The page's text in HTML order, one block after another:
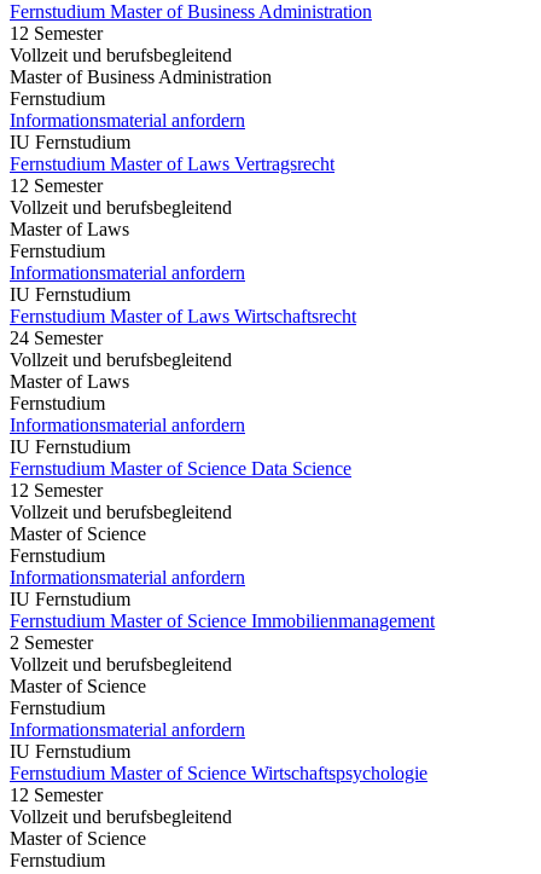
Fernstudium Master of Business Administration
12 Semester
Vollzeit und berufsbegleitend
Master of Business Administration
Fernstudium
Informationsmaterial anfordern
IU Fernstudium
Fernstudium Master of Laws Vertragsrecht
12 Semester
Vollzeit und berufsbegleitend
Master of Laws
Fernstudium
Informationsmaterial anfordern
IU Fernstudium
Fernstudium Master of Laws Wirtschaftsrecht
24 Semester
Vollzeit und berufsbegleitend
Master of Laws
Fernstudium
Informationsmaterial anfordern
IU Fernstudium
Fernstudium Master of Science Data Science
12 Semester
Vollzeit und berufsbegleitend
Master of Science
Fernstudium
Informationsmaterial anfordern
IU Fernstudium
Fernstudium Master of Science Immobilienmanagement
2 Semester
Vollzeit und berufsbegleitend
Master of Science
Fernstudium
Informationsmaterial anfordern
IU Fernstudium
Fernstudium Master of Science Wirtschaftspsychologie
12 Semester
Vollzeit und berufsbegleitend
Master of Science
Fernstudium